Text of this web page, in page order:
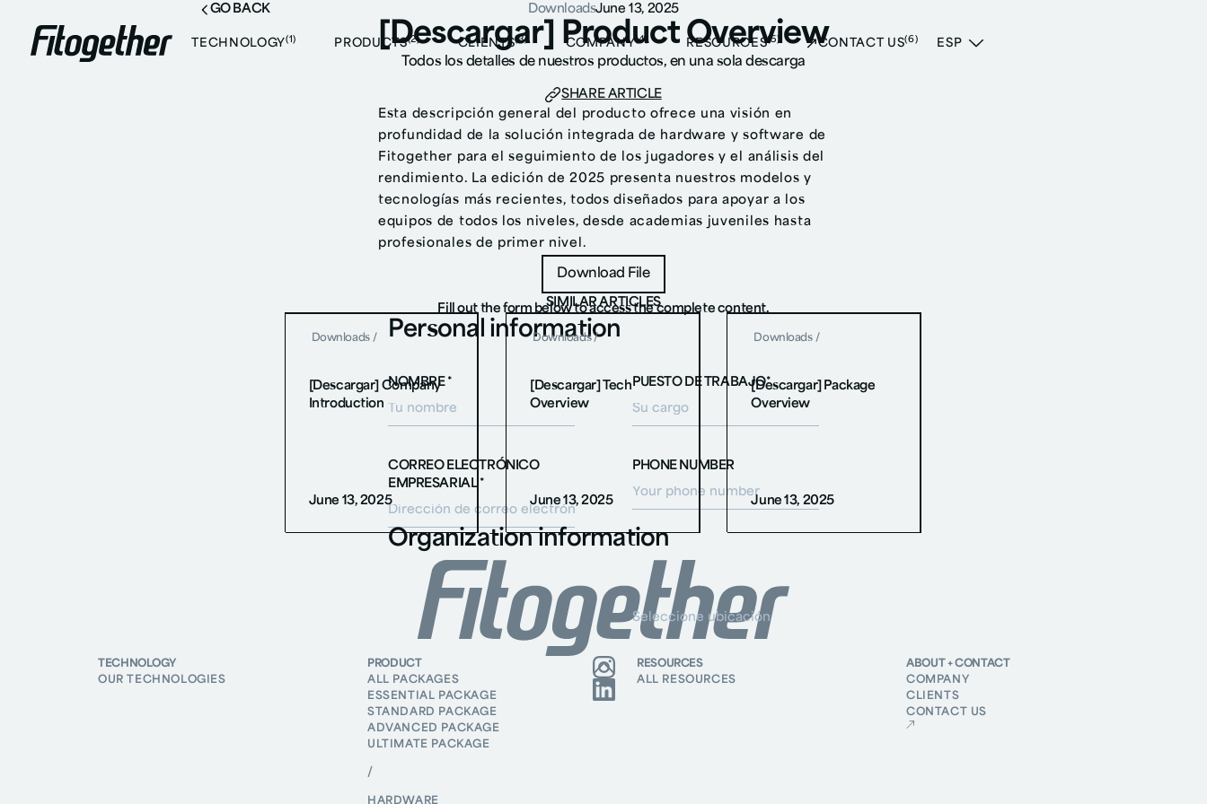
TECHNOLOGY (1) PRODUCTS(2) CLIENTS(3) COMPANY (4) RESOURCES(5) CONTACT US(6) ESP
GO BACK DownloadsJune 13, 2025
[Descargar] Product Overview
Todos los detalles de nuestros productos, en una sola descarga
SHARE ARTICLE
Esta descripción general del producto ofrece una visión en
profundidad de la solución integrada de hardware y software de
Fitogether para el seguimiento de los jugadores y el análisis del
rendimiento. La edición de 2025 presenta nuestros modelos y
tecnologías más recientes, todos diseñados para apoyar a los
equipos de todos los niveles, desde academias juveniles hasta
profesionales de primer nivel.
Download File
Download File
Fill out the form below to access the complete content.
Personal information
NOMBRE * PUESTO DE TRABAJO*
CORREO ELECTRÓNICO
EMPRESARIAL *
PHONE NUMBER
Organization information
NOMBRE DE LA ORGANIZACIÓN/CLUB
UBICACIÓN DEL CLUB *
MENSAJE *
SIMILAR ARTICLES
Downloads /
[Descargar] Company
Introduction
June 13, 2025
Downloads /
[Descargar] Tech
Overview
June 13, 2025
Downloads /
[Descargar] Package
Overview
June 13, 2025
TECHNOLOGY
OUR TECHNOLOGIES
PRODUCT
ALL PACKAGES
ESSENTIAL PACKAGE
STANDARD PACKAGE
ADVANCED PACKAGE
ULTIMATE PACKAGE
/
HARDWARE
RESOURCES
ALL RESOURCES
ABOUT + CONTACT
COMPANY
CLIENTS
CONTACT US